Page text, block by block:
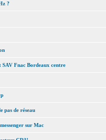
?
Fnac Bordeaux centre
pas de réseau
sur Mac